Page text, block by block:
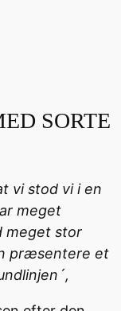
SORTE
vi stod vi i en
meget
meget stor
præsentere et